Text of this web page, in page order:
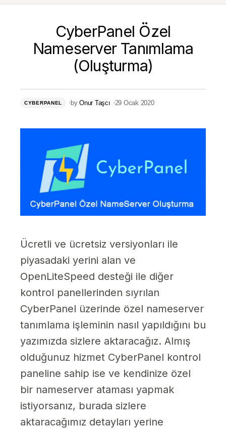
CyberPanel Özel
Nameserver Tanımlama
(Oluşturma)
CYBERPANEL by Onur Taşcı 29 Ocak 2020
Ücretli ve ücretsiz versiyonları ile
piyasadaki yerini alan ve
OpenLiteSpeed desteği ile diğer
kontrol panellerinden sıyrılan
CyberPanel üzerinde özel nameserver
tanımlama işleminin nasıl yapıldığını bu
yazımızda sizlere aktaracağız. Almış
olduğunuz hizmet CyberPanel kontrol
paneline sahip ise ve kendinize özel
bir nameserver ataması yapmak
istiyorsanız, burada sizlere
aktaracağımız detayları yerine